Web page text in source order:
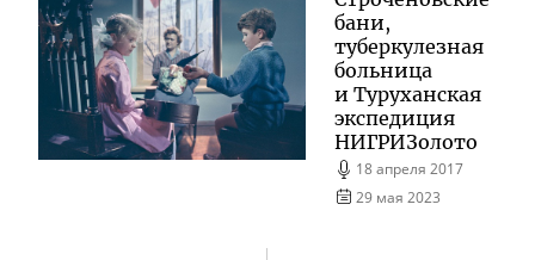
бани,
туберкулезная
больница
и Туруханская
экспедиция
НИГРИЗолото
18 апреля 2017
29 мая 2023